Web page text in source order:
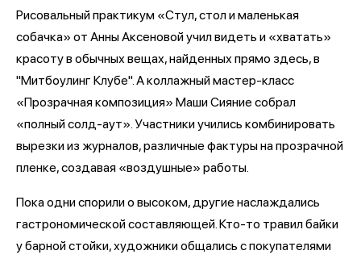
Рисовальный практикум «Стул, стол и маленькая
собачка» от Анны Аксеновой учил видеть и «хватать»
красоту в обычных вещах, найденных прямо здесь, в
"Митбоулинг Клубе". А коллажный мастер-класс
«Прозрачная композиция» Маши Сияние собрал
«полный солд-аут». Участники учились комбинировать
вырезки из журналов, различные фактуры на прозрачной
пленке, создавая «воздушные» работы.
Пока одни спорили о высоком, другие наслаждались
гастрономической составляющей. Кто-то травил байки
у барной стойки, художники общались с покупателями